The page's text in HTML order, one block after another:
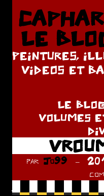
Aller
contenuLE
PEINTURES,
VIDEOS ET
LE
VOLUMES
par Jo99